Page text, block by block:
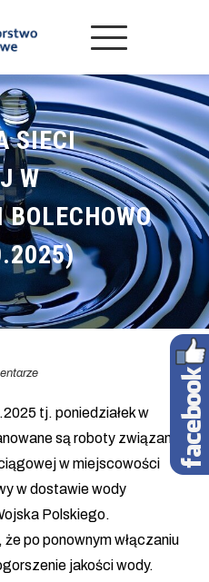
SIECI
W
tj. poniedziałek w
są roboty związane
w miejscowości
w dostawie wody
Polskiego.
po ponownym włączaniu
jakości wody.